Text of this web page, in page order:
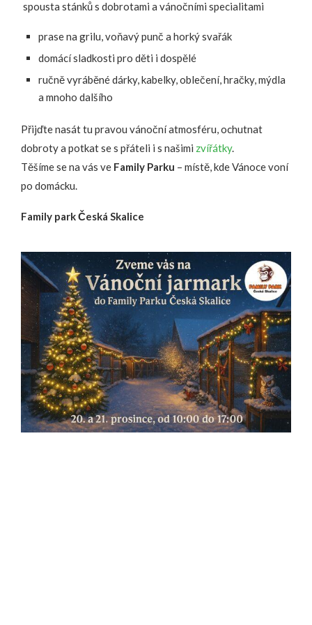
spousta stánků s dobrotami a vánočními specialitami
prase na grilu, voňavý punč a horký svařák
domácí sladkosti pro děti i dospělé
ručně vyráběné dárky, kabelky, oblečení, hračky, mýdla
a mnoho dalšího
Přijďte nasát tu pravou vánoční atmosféru, ochutnat
dobroty a potkat se s přáteli i s našimi zvířátky.
Těšíme se na vás ve Family Parku – místě, kde Vánoce voní
po domácku.
Family park Česká Skalice